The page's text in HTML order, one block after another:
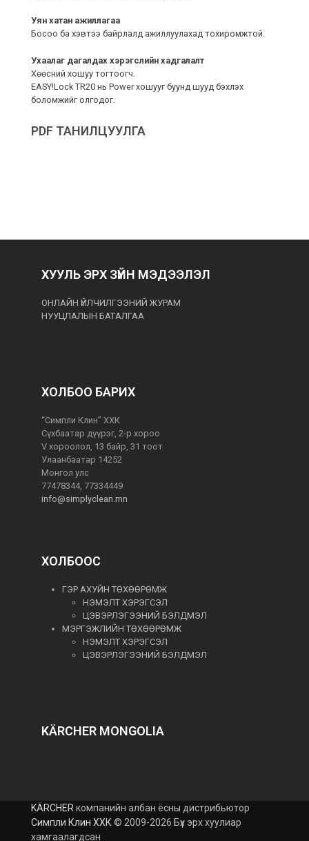
Уян хатан ажиллагаа
Босоо ба хэвтээ байрлалд ажиллуулахад тохиромжтой.
Ухаалаг дагалдах хэрэгслийн хадгалалт
Хөөсний хошуу тогтоогч.
EASY!Lock TR20 нь Power хошууг буунд шууд бэхлэх
боломжийг олгодог.
PDF ТАНИЛЦУУЛГА
ХУУЛЬ ЭРХ ЗҮЙН МЭДЭЭЛЭЛ
ОНЛАЙН ҮЙЛЧИЛГЭЭНИЙ ЖУРАМ
НУУЦЛАЛЫН БАТАЛГАА
ХОЛБОО БАРИХ
“Симпли Клин” ХХК
Сүхбаатар дүүрэг, 2-р хороо
V хороолол, 13 байр, 31 тоот
Улаанбаатар 14252
Монгол улс
77478344, 77334449
info@simplyclean.mn
ХОЛБООС
ГЭР АХУЙН ТӨХӨӨРӨМЖ
НЭМЭЛТ ХЭРЭГСЭЛ
ЦЭВЭРЛЭГЭЭНИЙ БЭЛДМЭЛ
МЭРГЭЖЛИЙН ТӨХӨӨРӨМЖ
НЭМЭЛТ ХЭРЭГСЭЛ
ЦЭВЭРЛЭГЭЭНИЙ БЭЛДМЭЛ
KÄRCHER MONGOLIA
KÄRCHERкомпанийн албан ёсны дистрибьютор
Симпли Клин ХХК© 2009-2026 Бүх эрх хуулиар
хамгаалагдсан